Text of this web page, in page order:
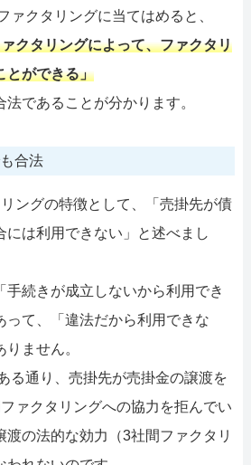
ァクタリングに当てはめると、
クタリングによって、ファクタリ
とができる」
であることが分かります。
合法
ングの特徴として、「売掛先が債
には利用できない」と述べまし
手続きが成立しないから利用でき
って、「違法だから利用できな
ません。
る通り、売掛先が売掛金の譲渡を
ァクタリングへの協力を拒んでい
渡の法的な効力（3社間ファクタリ